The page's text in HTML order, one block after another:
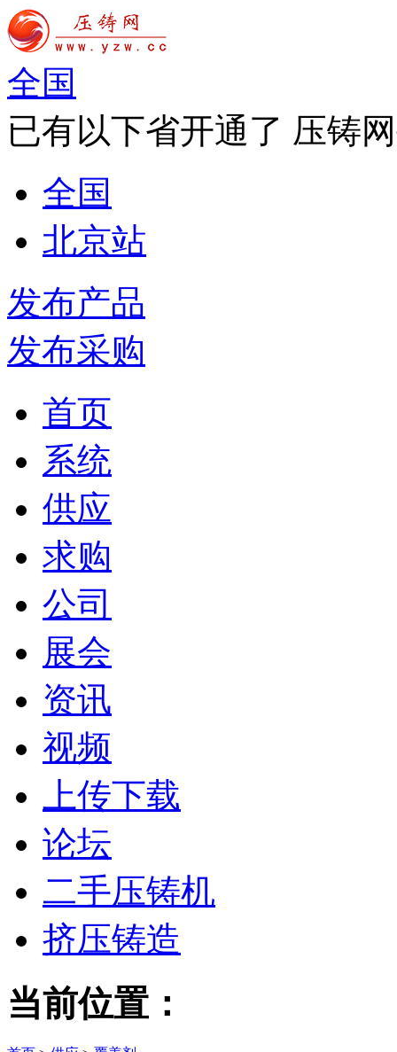
全国
已有以下省开通了 压铸
全国
北京站
发布产品
发布采购
首页
系统
供应
求购
公司
展会
资讯
视频
上传下载
论坛
二手压铸机
挤压铸造
当前位置：